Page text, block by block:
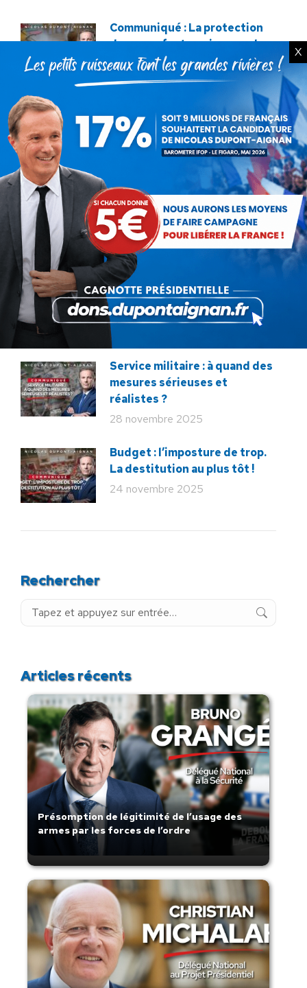
Communiqué : La protection
de nos enfants se joue sur le
terrain !
22 juillet 2026
Communiqué : Corse,
l’engrenage d’une France
fragmentée
En ce 18 juin, le meilleur
hommage : libérer à nouveau la
France !
18 juin 2026
Macron veut tuer notre
élevage !
12 décembre 2025
Service militaire : à quand des
mesures sérieuses et
réalistes ?
28 novembre 2025
Budget : l’imposture de trop.
La destitution au plus tôt !
24 novembre 2025
Rechercher
Recherche
Articles récents
Présomption de légitimité de l’usage des
armes par les forces de l’ordre
X